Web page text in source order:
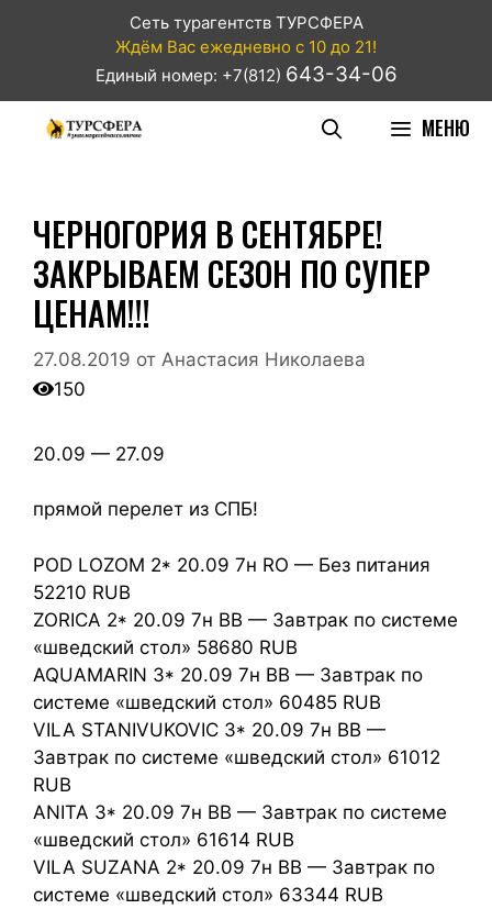
Сеть турагентств ТУРСФЕРА
Ждём Вас ежедневно с 10 до 21!
Единый номер: +7(812) 643-34-06
МЕНЮ
ЧЕРНОГОРИЯ В СЕНТЯБРЕ!
ЗАКРЫВАЕМ СЕЗОН ПО СУПЕР
ЦЕНАМ!!!
27.08.2019 от Анастасия Николаева
150
20.09 — 27.09
прямой перелет из СПБ!
POD LOZOM 2* 20.09 7н RO — Без питания
52210 RUB
ZORICA 2* 20.09 7н BB — Завтрак по системе
«шведский стол» 58680 RUB
AQUAMARIN 3* 20.09 7н BB — Завтрак по
системе «шведский стол» 60485 RUB
VILA STANIVUKOVIC 3* 20.09 7н BB —
Завтрак по системе «шведский стол» 61012
RUB
ANITA 3* 20.09 7н BB — Завтрак по системе
«шведский стол» 61614 RUB
VILA SUZANA 2* 20.09 7н BB — Завтрак по
системе «шведский стол» 63344 RUB